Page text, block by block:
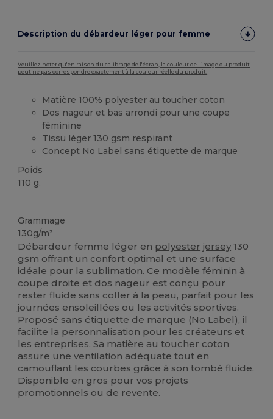
Description du débardeur léger pour femme
Veuillez noter qu'en raison du calibrage de l'écran, la couleur de l'image du produit
peut ne pas correspondre exactement à la couleur réelle du produit.
Matière 100% polyester au toucher coton
Dos nageur et bas arrondi pour une coupe
féminine
Tissu léger 130 gsm respirant
Concept No Label sans étiquette de marque
Poids
110 g.
Grammage
130g/m²
Débardeur femme léger en polyester jersey 130
gsm offrant un confort optimal et une surface
idéale pour la sublimation. Ce modèle féminin à
coupe droite et dos nageur est conçu pour
rester fluide sans coller à la peau, parfait pour les
journées ensoleillées ou les activités sportives.
Proposé sans étiquette de marque (No Label), il
facilite la personnalisation pour les créateurs et
les entreprises. Sa matière au toucher coton
assure une ventilation adéquate tout en
camouflant les courbes grâce à son tombé fluide.
Disponible en gros pour vos projets
promotionnels ou de revente.